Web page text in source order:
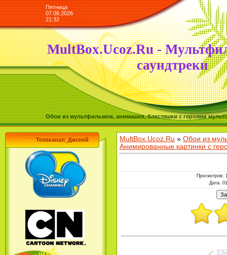
Пятница
07.08.2026
21:32
MultBox.Ucoz.Ru -
саундтреки
Обои из мультфильмов, анимашки, блестяшки с героями
Телеканал_Дисней MultBox.Ucoz.Ru » Обои из
Анимированные картинки с
Просмотров:
Дата: